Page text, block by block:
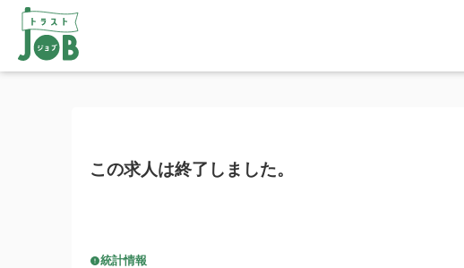
この求人は終了しました。
統計情報